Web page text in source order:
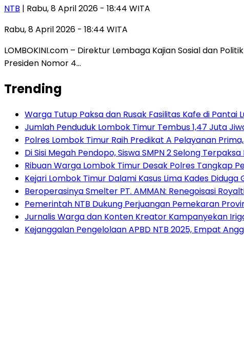
NTB | Rabu, 8 April 2026 - 18:44 WITA
Rabu, 8 April 2026 - 18:44 WITA
LOMBOKINI.com – Direktur Lembaga Kajian Sosial dan
Presiden Nomor 4…
Trending
Warga Tutup Paksa dan Rusak Fasilitas Kafe di Pantai
Jumlah Penduduk Lombok Timur Tembus 1,47 Juta
Polres Lombok Timur Raih Predikat A Pelayanan
Di Sisi Megah Pendopo, Siswa SMPN 2 Selong
Ribuan Warga Lombok Timur Desak Polres Tangkap
Kejari Lombok Timur Dalami Kasus Lima Kades
Beroperasinya Smelter PT. AMMAN: Renegoisasi
Pemerintah NTB Dukung Perjuangan Pemekaran
Jurnalis Warga dan Konten Kreator Kampanyekan
Kejanggalan Pengelolaan APBD NTB 2025, Empat